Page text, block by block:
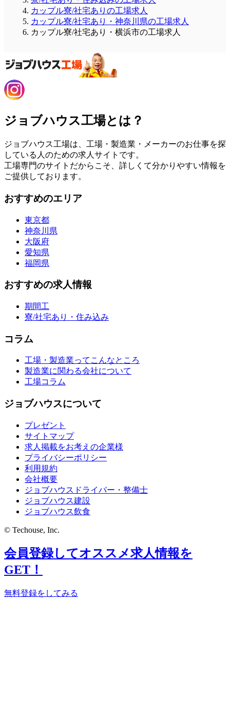
カップル寮/社宅ありの工場求人
カップル寮/社宅あり・神奈川県の工場求人
カップル寮/社宅あり・横浜市の工場求人
ジョブハウス工場とは？
ジョブハウス工場は、工場・製造業・メーカーのお仕事を探
している人のための求人サイトです。
工場専門のサイトだからこそ、詳しくて分かりやすい情報を
ご提供しております。
おすすめのエリア
東京都
神奈川県
大阪府
愛知県
福岡県
おすすめの求人情報
期間工
寮/社宅あり・住み込み
コラム
工場・製造業ってこんなところ
製造業に関わる会社について
工場コラム
ジョブハウスについて
プレゼント
サイトマップ
求人掲載をお考えの企業様
プライバシーポリシー
利用規約
会社概要
ジョブハウスドライバー・整備士
ジョブハウス建設
ジョブハウス飲食
© Techouse, Inc.
会員登録してオススメ求人情報を
GET！
無料登録をしてみる